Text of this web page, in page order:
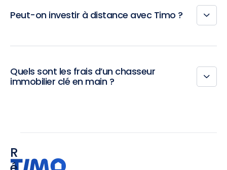
Peut-on investir à distance avec Timo ?
Quels sont les frais d’un chasseur
immobilier clé en main ?
R